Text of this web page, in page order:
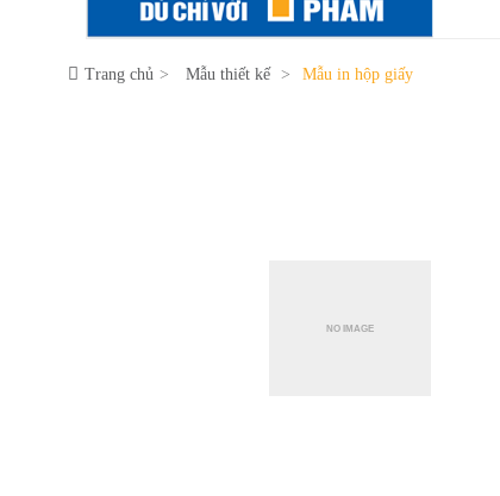
Trang chủ Mẫu thiết kế Mẫu in hộp giấy